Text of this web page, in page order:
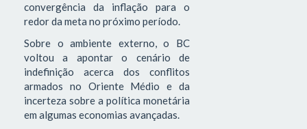
convergência da inflação para o
redor da meta no próximo período.
Sobre o ambiente externo, o BC
voltou a apontar o cenário de
indefinição acerca dos conflitos
armados no Oriente Médio e da
incerteza sobre a política monetária
em algumas economias avançadas.